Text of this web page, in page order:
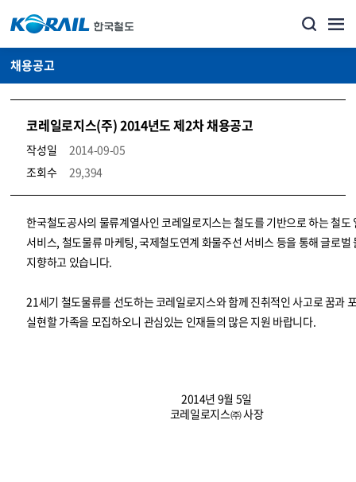
채용공고
코레일로지스(주) 2014년도 제2차 채용공고
작성일
2014-09-05
조회수
29,394
코레일소개_경영공시_채용공고 상세보기 – 내용, 파일, 담당자 연락처로 구성
한국철도공사의 물류계열사인 코레일로지스는 철도를 기반으로 하는 철도
서비스, 철도물류 마케팅, 국제철도연계 화물주선 서비스 등을 통해 글로벌
지향하고 있습니다.
21세기 철도물류를 선도하는 코레일로지스와 함께 진취적인 사고로 꿈과
실현할 가족을 모집하오니 관심있는 인재들의 많은 지원 바랍니다.
2014년 9월 5일
코레일로지스㈜ 사장